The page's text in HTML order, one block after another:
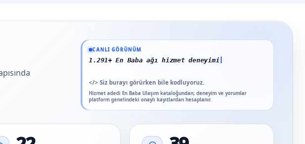
CANLI GÖRÜNÜM
1.291+ En Baba ağı hizmet deneyimi
</> Siz burayı görürken bile kodluyoruz.
Hizmet adedi En Baba Ulaşım kataloğundan; deneyim ve yorumlar
platform genelindeki onaylı kayıtlardan hesaplanır.
Güncel veriler: 1.291+ En Baba ağı hizmet deneyimi; 91 platform genelinde